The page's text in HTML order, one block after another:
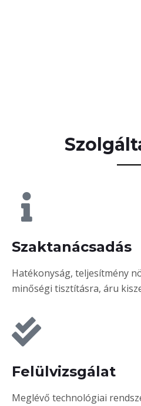
Szaktanácsadás
Hatékonyság, teljesítmény
minőségi tisztításra, áru
Felülvizsgálat
Meglévő technológiai